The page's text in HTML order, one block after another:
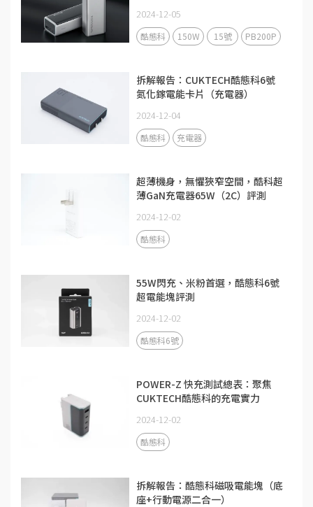
2024-12-05
酷態科 150W 15號 PB200P
拆解報告：CUKTECH酷態科6號
氮化鎵電能卡片（充電器）
2024-12-04
酷態科 充電器
超薄機身，無懼狹窄空間，酷科超
薄GaN充電器65W（2C）評測
2024-12-02
酷態科
55W閃充、米粉首選，酷態科6號
超電能塊評測
2024-12-02
酷態科6號
POWER-Z 快充測試總表：聚焦
CUKTECH酷態科的充電實力
2024-12-02
酷態科
拆解報告：酷態科磁吸電能塊（底
座+行動電源二合一）